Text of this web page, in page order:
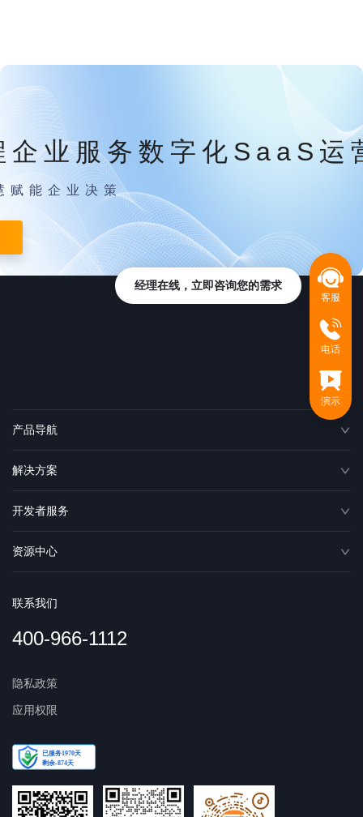
企业服务数字化SaaS运
赋能企业决策
产品导航
解决方案
开发者服务
资源中心
联系我们
400-966-1112
隐私政策
应用权限
客服
电话
演示
经理在线，立即咨询您的需求